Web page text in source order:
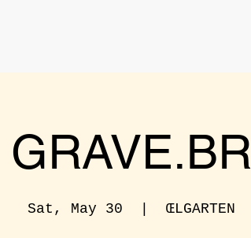
GRAVE.BR
Sat, May 30 ŒLGARTEN